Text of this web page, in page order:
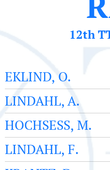
12th
EKLIND, O.
LINDAHL, A.
HOCHSESS, M.
LINDAHL, F.